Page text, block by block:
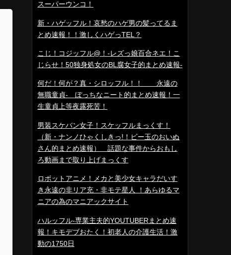
スーパーウンコ！
新・ハゲッフル！哀愁のハゲ男の髪ってるま
とめ速報！！激しくハゲっTEL？
こじ！コジッフル@！-レズっ娘百合ネエ！こ
じらせ！50独身処女のBL腐女子的まとめ速報-
何だ！何が？真・シロッフル！！ 永遠の
無職童貞- ぼっちなニート的まとめ速報！一
生童貞上等夜露死苦！
男装スケバン女子！スケッフルまっくす！
（新・ナンノひゃくしきっ!！ビー玉のおいぬ
さん的まとめ速報） 話題な事件からおもし
ろ動画まで取り上げまっくす
ロボットアニメ！メカと美少女キャラだいす
き永遠の非リア充・非モテ星人 ！あらゆるマ
ニアの為のマニアックサイト
ハルッフル-専業主夫的YOUTUBERまとめ速
報！キモデブおたく！初老人の介護生活！激
動の1750日